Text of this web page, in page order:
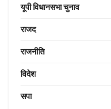
यूपी विधानसभा चुनाव
राजद
राजनीति
विदेश
सपा